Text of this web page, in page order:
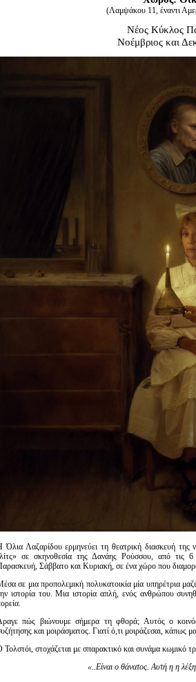
Είσοδος διαχειριστή
(Λαμψάκου 11, έναντι
Νέος Κύκλος
Νοέμβριος και
Όλια Λαζαρίδου ερμηνεύει τη θεατρική διασκευή
σε σκηνοθεσία της Δανάης Ρούσσου, από τις
Σάββατο και Κυριακή, σε ένα χώρο που
σε μια προπολεμική πολυκατοικία μία υπηρέτρια
ιστορία του. Μια ιστορία απλή, ενός ανθρώπου
πώς βιώνουμε σήμερα τη φθορά; Αυτός ο κοινός
και μοιράσματος. Γιατί ό,τι μοιράζεσαι, κάπως
Τολστόι, στοχάζεται με σπαρακτικό και συνάμα κωμικό
«..Είναι ο θάνατος. Αυτή η η